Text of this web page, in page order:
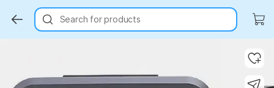
Search for products